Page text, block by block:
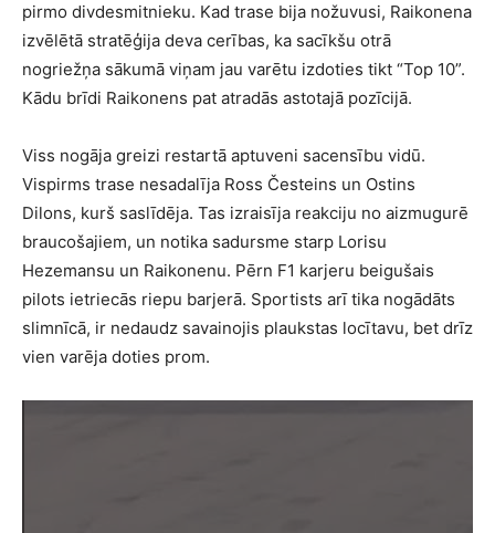
pirmo divdesmitnieku. Kad trase bija nožuvusi, Raikonena
izvēlētā stratēģija deva cerības, ka sacīkšu otrā
nogriežņa sākumā viņam jau varētu izdoties tikt “Top 10”.
Kādu brīdi Raikonens pat atradās astotajā pozīcijā.
Viss nogāja greizi restartā aptuveni sacensību vidū.
Vispirms trase nesadalīja Ross Česteins un Ostins
Dilons, kurš saslīdēja. Tas izraisīja reakciju no aizmugurē
braucošajiem, un notika sadursme starp Lorisu
Hezemansu un Raikonenu. Pērn F1 karjeru beigušais
pilots ietriecās riepu barjerā. Sportists arī tika nogādāts
slimnīcā, ir nedaudz savainojis plaukstas locītavu, bet drīz
vien varēja doties prom.